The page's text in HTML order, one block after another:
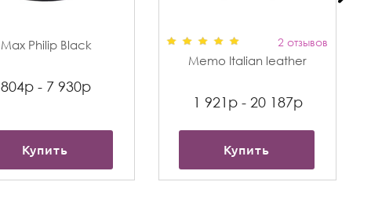
Max Philip Black
804р - 7 930р
Купить
2 отзывов
Memo Italian leather
1 921р - 20 187р
Купить